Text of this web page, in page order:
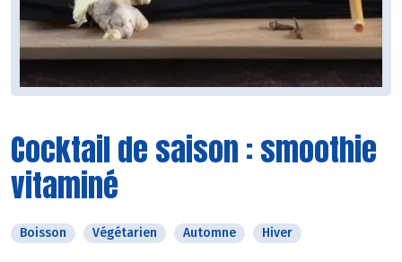
Cocktail de saison : smoothie
vitaminé
Boisson Végétarien Automne Hiver